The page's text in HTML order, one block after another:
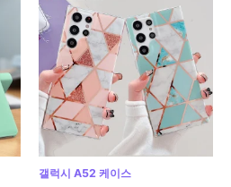
갤럭시 A52 케이스